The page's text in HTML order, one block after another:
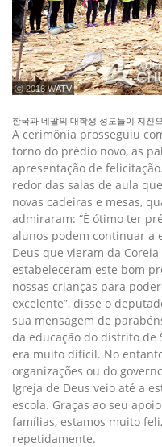
ⓒ 2016 WATV
한국과 네팔의 대학생 성도들이 지진
A cerimônia prosseguiu
torno do prédio novo, as
apresentação de
redor das salas de aula
novas cadeiras e mesas,
admiraram: “É ótimo ter
alunos podem continuar a
Deus que vieram da
estabeleceram este bom
nossas crianças para
excelente”, disse o
sua mensagem de
da educação do distrito de
era muito difícil. No
organizações ou do
Igreja de Deus veio até a
escola. Graças ao seu
famílias, estamos muito
repetidamente.